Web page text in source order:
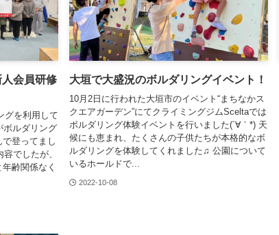
会員研修
グを利用して
ボルダリング
登ってまし
でしたが、
齢関係なく
大垣で大盛況のボルダリングイベント！
10月2日に行われた大垣市のイベント“まちなかス
クエアガーデン”にてクライミングジムSceltaでは
ボルダリング体験イベントを行いました(´∀｀*) 天
候にも恵まれ、たくさんの子供たちが本格的なボ
ルダリングを体験してくれました♫ 公園について
いるホールドで...
2022-10-08